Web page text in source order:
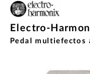
Electro-
Pedal multiefectos